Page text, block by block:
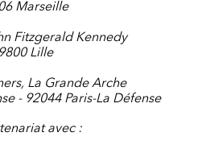
Marseille
Fitzgerald Kennedy
Lille
La Grande Arche
- 92044 Paris-La Défense
avec :